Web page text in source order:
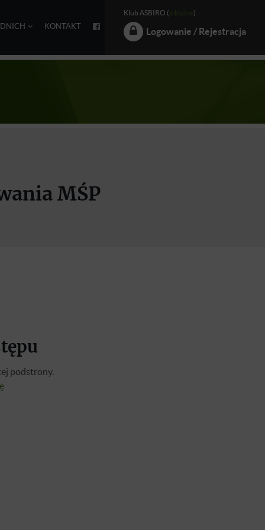
KONTAKT
Klub ASBIRO ( o klubie)
Logowanie / Rejestracja
MŚP
podstrony.